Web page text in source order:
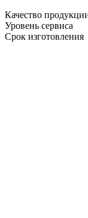
Качество
Уровень сервиса
Срок изготовления